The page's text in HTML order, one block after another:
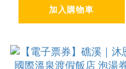
加入購物車